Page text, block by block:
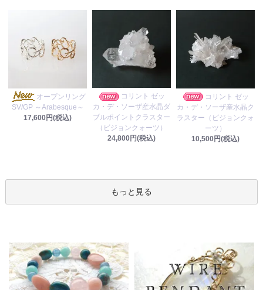
オープンリング
SV/GP ～Arabesque～
17,600円(税込)
コリント ゼッ
カ・デ・ソーザ産水晶ダ
ブルポイントクラスター
（ビジョンクォーツ）
24,800円(税込)
コリント ゼッ
カ・デ・ソーザ産水晶ク
ラスター（ビジョンクォ
ーツ）
10,500円(税込)
もっと見る